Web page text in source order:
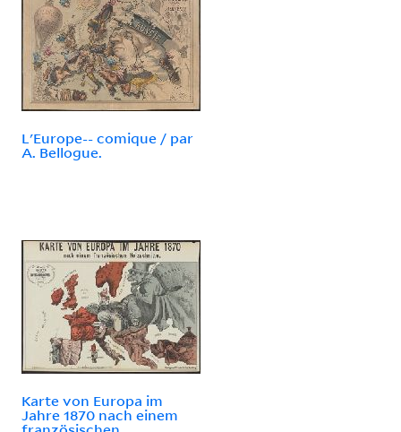
L'Europe-- comique / par
A. Bellogue.
Karte von Europa im
Jahre 1870 nach einem